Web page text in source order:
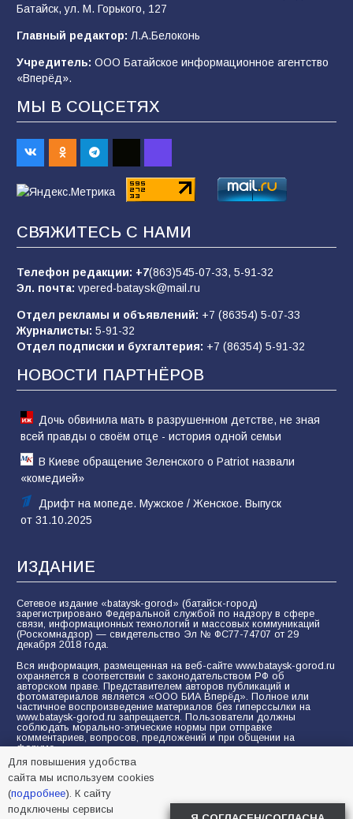
«Мобилизация или набор?» Что на самом
2026 года
101 03.08.2026
В Батайске продолжаются дорожные работы
98 04.08.2026
пропагандистский вброс
«Слухами Москву не возьмёшь»: почему
заявления Киева о мобилизации — это
отчаяние, а не разведка
81 02.08.2026
Батайск, ул. М. Горького, 127
Главный редактор: Л.А.Белоконь
Учредитель: ООО Батайское информационное агентство
«Вперёд».
МЫ В СОЦСЕТЯХ
СВЯЖИТЕСЬ С НАМИ
Телефон редакции: +7(863)545-07-33, 5-91-32
Эл. почта: vpered-bataysk@mail.ru
Отдел рекламы и объявлений: +7 (86354) 5-07-33
Журналисты: 5-91-32
Отдел подписки и бухгалтерия: +7 (86354) 5-91-32
НОВОСТИ ПАРТНЁРОВ
Дочь обвинила мать в разрушенном детстве, не зная
всей правды о своём отце - история одной семьи
В Киеве обращение Зеленского о Patriot назвали
«комедией»
Дрифт на мопеде. Мужское / Женское. Выпуск
от 31.10.2025
ИЗДАНИЕ
Сетевое издание «bataysk-gorod» (батайск-город)
зарегистрировано Федеральной службой по надзору в сфере
связи, информационных технологий и массовых коммуникаций
(Роскомнадзор) — свидетельство Эл № ФС77-74707 от 29
декабря 2018 года.
Вся информация, размещенная на веб-сайте www.bataysk-gorod.ru
охраняется в соответствии с законодательством РФ об
авторском праве. Представителем авторов публикаций и
фотоматериалов является «ООО БИА Вперёд». Полное или
частичное воспроизведение материалов без гиперссылки на
www.bataysk-gorod.ru запрещается. Пользователи должны
соблюдать морально-этические нормы при отправке
комментариев, вопросов, предложений и при общении на
форуме.
Политика конфиденциальности и защиты информации
Согласие на обработку персональных данных с помощью
сервисов Yandex.Metrika, LiveInternet, top.mail.ru
Для повышения удобства
сайта мы используем cookies
(подробнее). К сайту
подключены сервисы